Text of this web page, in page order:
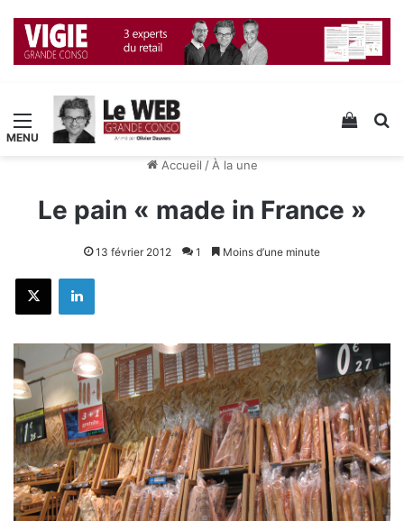
Menu Voir
Accueil / À la une
Le pain « made in France »
13 février 2012 1 Moins d’une minute
X Linkedin